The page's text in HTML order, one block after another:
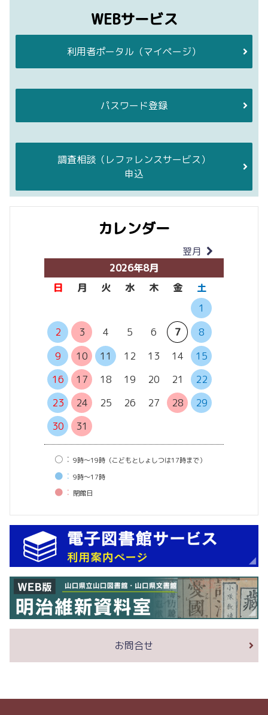
WEBサービス
利用者ポータル （マイページ）
パスワード登録
調査相談 （レファレンスサービス）
申込
カレンダー
翌月
2026年8月
日
月 火 水 木 金
土
1
2
3 4 5 6 7
8
9
10 11 12 13 14
15
16
17 18 19 20 21
22
23
24 25 26 27 28
29
30
31
○： 9時〜19時（こどもとしょしつは17時まで）
●： 9時〜17時
●： 閉館⽇
お問合せ